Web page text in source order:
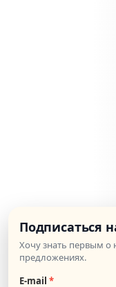
12.03.2022
СТОИМОСТЬ: 400
Подписаться
Хочу знать первым о
предложениях.
E‑mail *